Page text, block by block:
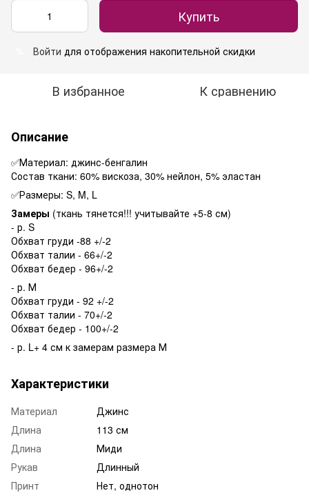
Купить
Войти для отображения накопительной скидки
В избранное К сравнению
Описание
✅Материал: джинс-бенгалин
Состав ткани: 60% вискоза, 30% нейлон, 5% эластан
✅Размеры: S, M, L
Замеры (ткань тянется!!! учитывайте +5-8 см)
- р. S
Обхват груди -88 +/-2
Обхват талии - 66+/-2
Обхват бедер - 96+/-2
- р. М
Обхват груди - 92 +/-2
Обхват талии - 70+/-2
Обхват бедер - 100+/-2
- р. L+ 4 см к замерам размера М
Характеристики
Материал
Джинс
Длина
113 см
Длина
Миди
Рукав
Длинный
Принт
Нет, однотон